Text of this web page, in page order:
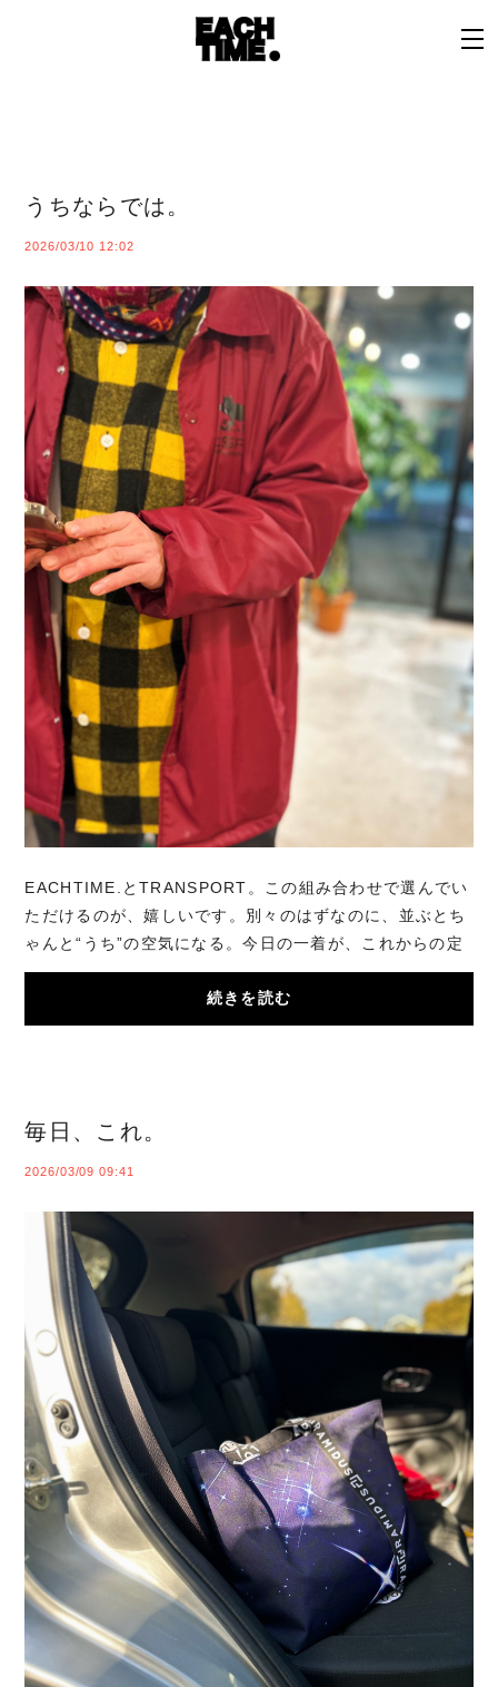
うちならでは。
2026/03/10 12:02
EACHTIME.とTRANSPORT。この組み合わせで選んでい
ただけるのが、嬉しいです。別々のはずなのに、並ぶとち
ゃんと“うち”の空気になる。今日の一着が、これからの定
番になりますように。ありがとうございます。
続きを読む
毎日、これ。
2026/03/09 09:41